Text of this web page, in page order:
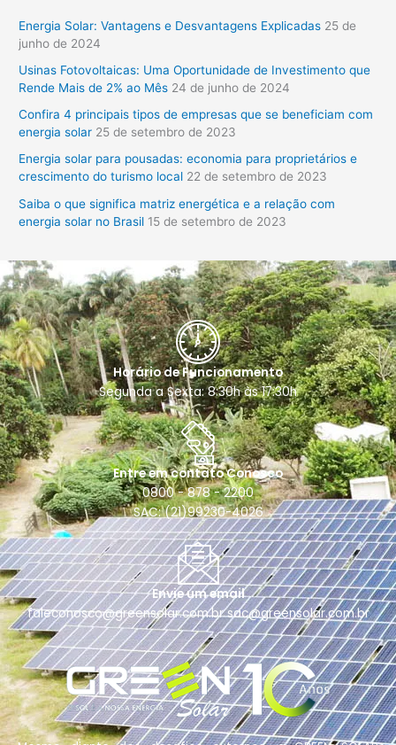
u
i
s
o
r
:
Energia Solar: Vantagens e Desvantagens Explicadas 25 de
junho de 2024
Usinas Fotovoltaicas: Uma Oportunidade de Investimento que
Rende Mais de 2% ao Mês 24 de junho de 2024
Confira 4 principais tipos de empresas que se beneficiam com
energia solar 25 de setembro de 2023
Energia solar para pousadas: economia para proprietários e
crescimento do turismo local 22 de setembro de 2023
Saiba o que significa matriz energética e a relação com
energia solar no Brasil 15 de setembro de 2023
Horário de Funcionamento
Segunda a Sexta: 8:30h às 17:30h
Entre em contato Conosco
0800 - 878 - 2200
SAC: (21)99230-4026
Envie um email
faleconosco@greensolar.com.br sac@greensolar.com.br